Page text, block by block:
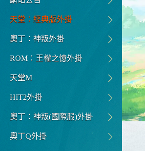
天堂：經典版外掛
奧丁：神叛外掛
ROM：王權之憶外掛
天堂M
HIT2外掛
奧丁：神叛(國際服)外掛
奧丁Q外掛